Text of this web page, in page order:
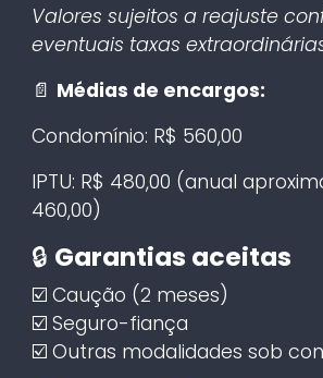
Valores sujeitos a reajuste
eventuais taxas
📄 Médias de encargos:
Condomínio: R$ 560,00
IPTU: R$ 480,00 (anual
460,00)
🔒 Garantias aceitas
☑️ Caução (2 meses)
☑️ Seguro-fiança
☑️ Outras modalidades sob